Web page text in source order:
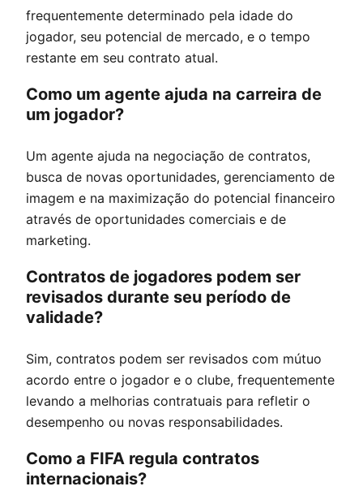
frequentemente determinado pela idade do
jogador, seu potencial de mercado, e o tempo
restante em seu contrato atual.
Como um agente ajuda na carreira de
um jogador?
Um agente ajuda na negociação de contratos,
busca de novas oportunidades, gerenciamento de
imagem e na maximização do potencial financeiro
através de oportunidades comerciais e de
marketing.
Contratos de jogadores podem ser
revisados durante seu período de
validade?
Sim, contratos podem ser revisados com mútuo
acordo entre o jogador e o clube, frequentemente
levando a melhorias contratuais para refletir o
desempenho ou novas responsabilidades.
Como a FIFA regula contratos
internacionais?